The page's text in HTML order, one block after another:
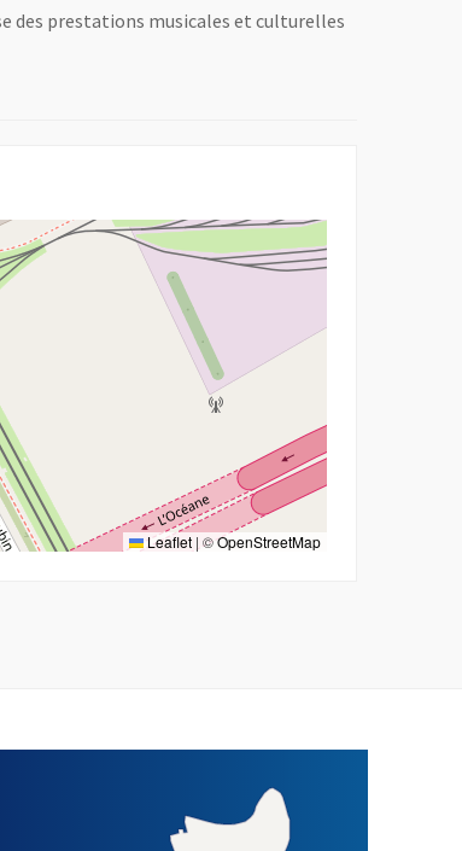
des prestations musicales et culturelles
Leaflet | ©OpenStreetMap